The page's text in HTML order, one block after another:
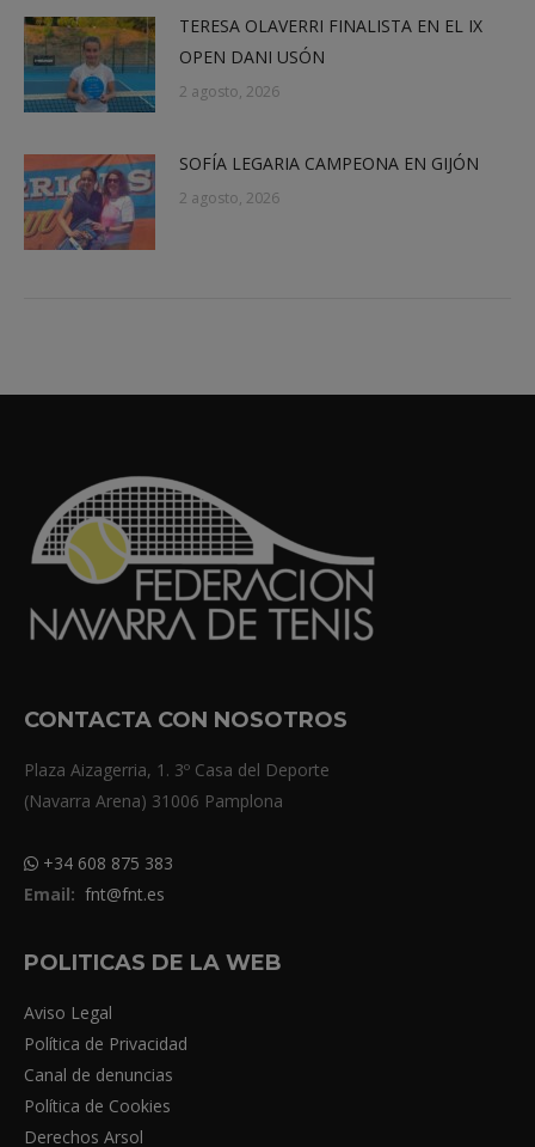
TERESA OLAVERRI FINALISTA EN EL IX
OPEN DANI USÓN
2 agosto, 2026
SOFÍA LEGARIA CAMPEONA EN GIJÓN
2 agosto, 2026
CONTACTA CON NOSOTROS
Plaza Aizagerria, 1. 3º Casa del Deporte
(Navarra Arena) 31006 Pamplona
+34 608 875 383
Email: fnt@fnt.es
POLITICAS DE LA WEB
Aviso Legal
Política de Privacidad
Canal de denuncias
Política de Cookies
Derechos Arsol